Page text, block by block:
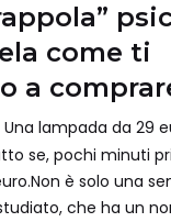
come ti
a
Una lampada da 29
se, pochi minuti
è solo una
che ha un